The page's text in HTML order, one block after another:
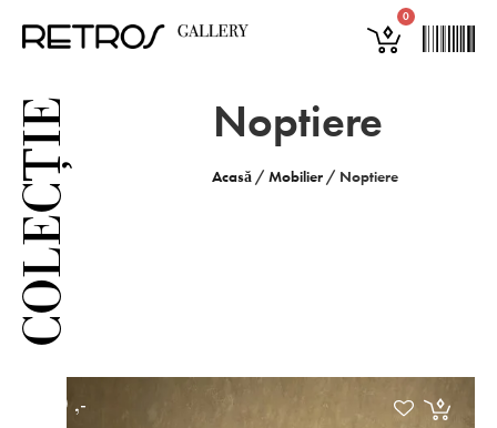
0
COLECȚIE Noptiere
Acasă /Mobilier / Noptiere
300